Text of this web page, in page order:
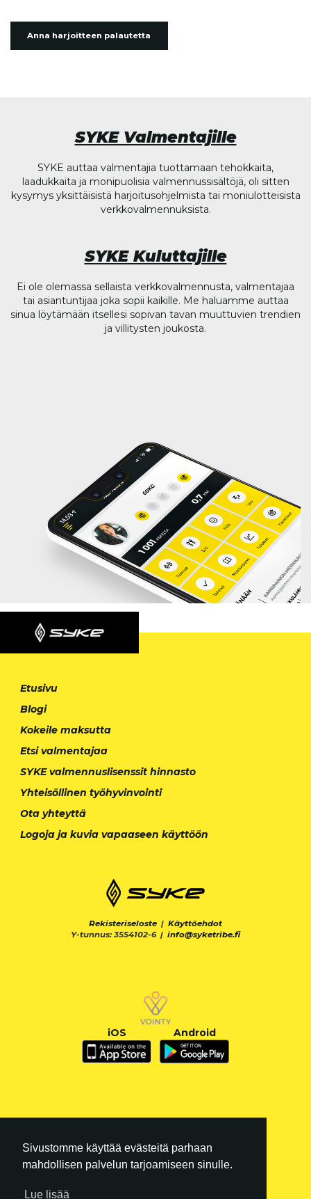
Sivustomme käyttää evästeitä parhaan
mahdollisen palvelun tarjoamiseen sinulle.
Lue lisää
Anna harjoitteen palautetta
SYKE Valmentajille
SYKE auttaa valmentajia tuottamaan tehokkaita,
laadukkaita ja monipuolisia valmennussisältöjä, oli sitten
kysymys yksittäisistä harjoitusohjelmista tai moniulotteisista
verkkovalmennuksista.
SYKE Kuluttajille
Ei ole olemassa sellaista verkkovalmennusta, valmentajaa
tai asiantuntijaa joka sopii kaikille. Me haluamme auttaa
sinua löytämään itsellesi sopivan tavan muuttuvien trendien
ja villitysten joukosta.
Etusivu
Blogi
Kokeile maksutta
Etsi valmentajaa
SYKE valmennuslisenssit hinnasto
Yhteisöllinen työhyvinvointi
Ota yhteyttä
Logoja ja kuvia vapaaseen käyttöön
Rekisteriseloste | Käyttöehdot
Y-tunnus: 3554102-6 | info@syketribe.fi
iOS Android